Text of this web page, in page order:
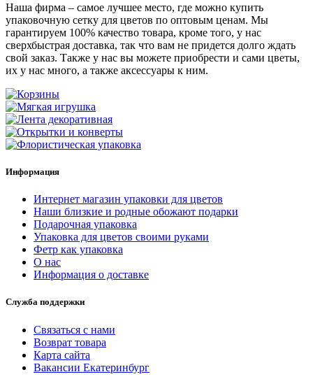
Наша фирма – самое лучшее место, где можно купить
упаковочную сетку для цветов по оптовым ценам. Мы
гарантируем 100% качество товара, кроме того, у нас
сверхбыстрая доставка, так что вам не придется долго ждать
свой заказ. Также у нас вы можете приобрести и сами цветы,
их у нас много, а также аксессуары к ним.
Информация
Интернет магазин упаковки для цветов
Наши близкие и родные обожают подарки
Подарочная упаковка
Упаковка для цветов своими руками
Фетр как упаковка
О нас
Информация о доставке
Служба поддержки
Связаться с нами
Возврат товара
Карта сайта
Вакансии Екатеринбург